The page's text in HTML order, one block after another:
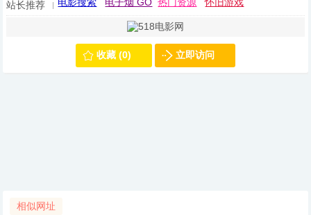
站长推荐
收藏 (0) 立即访问
相似网址